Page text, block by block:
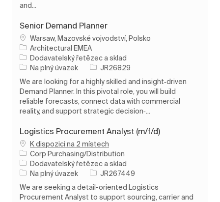
and...
Senior Demand Planner
Umístění
Warsaw, Mazovské vojvodství, Polsko
Architectural EMEA
Kategorie
Dodavatelský řetězec a sklad
Typ úlohy
Na plný úvazek ID úlohy
JR26829
We are looking for a highly skilled and insight‑driven
Demand Planner. In this pivotal role, you will build
reliable forecasts, connect data with commercial
reality, and support strategic decision‑...
Logistics Procurement Analyst (m/f/d)
K dispozici na 2 místech
Corp Purchasing/Distribution
Kategorie
Dodavatelský řetězec a sklad
Typ úlohy
Na plný úvazek ID úlohy
JR267449
We are seeking a detail-oriented Logistics
Procurement Analyst to support sourcing, carrier and